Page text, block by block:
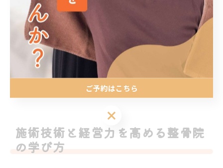
が重要です。まず、学んだ内容をすぐに現場で試し、効
果を検証することが大切です。また、定期的なスタッフ
ミーティングで情報を共有し、チーム全体のスキル向上
を図りましょう。さらに、患者様の声を取り入れたサー
ビス改善も有効です。こうした小さな積み重ねが、経営
力向上と患者満足度の両立に直結します。
施術技術と経営力を高める整骨院
の学び方
ご予約はこちら
ご予約はこちら